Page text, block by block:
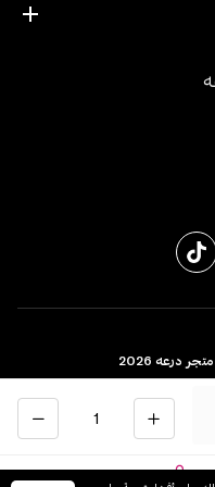
الكمية
درعه 2026
English